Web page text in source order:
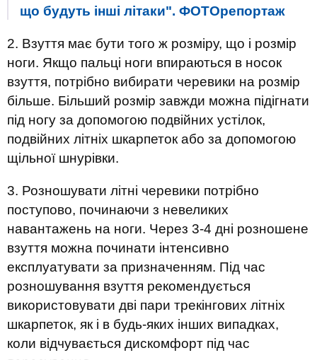
що будуть інші літаки". ФОТОрепортаж
2. Взуття має бути того ж розміру, що і розмір
ноги. Якщо пальці ноги впираються в носок
взуття, потрібно вибирати черевики на розмір
більше. Більший розмір завжди можна підігнати
під ногу за допомогою подвійних устілок,
подвійних літніх шкарпеток або за допомогою
щільної шнурівки.
3. Розношувати літні черевики потрібно
поступово, починаючи з невеликих
навантажень на ноги. Через 3-4 дні розношене
взуття можна починати інтенсивно
експлуатувати за призначенням. Під час
розношування взуття рекомендується
використовувати дві пари трекінгових літніх
шкарпеток, як і в будь-яких інших випадках,
коли відчувається дискомфорт під час